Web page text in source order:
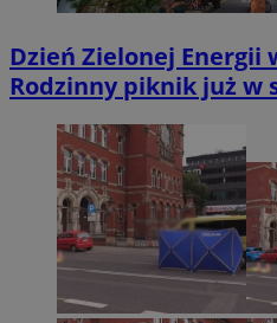
Dzień Zielonej Energii
Rodzinny piknik już w